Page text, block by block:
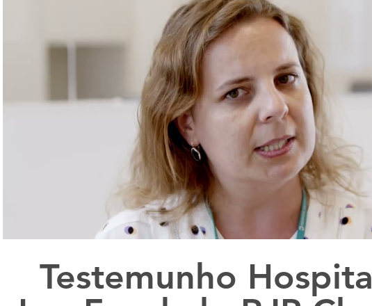
Reproduzir vídeo
Testemunho